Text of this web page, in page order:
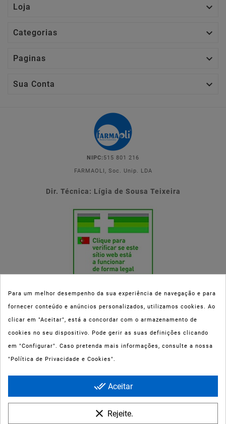
Loja 
Categorias 
Paginas 
Sua Conta 
NIPC: 515 801 216
FARMAOLI, Soc. Unip. LDA
Dir. Técnica: Lígia de Sousa Teixeira
Esta parafarmácia (Farmaoli) encontra-se autorizada pelo INFARMED
(registo nº 00078/2020) para a dispensa de Medicamentos Não
Sujeitos a Receita Médica (MNSRM) e produtos de saúde e bem-estar
ao domicílio e através da internet. Os Medicamentos Não Sujeitos a
Maia, Matosinhos, Gondomar e Vila Nova de Gaia.
Para um melhor desempenho da sua experiência de navegação e para
fornecer conteúdo e anúncios personalizados, utilizamos cookies. Ao
clicar em "Aceitar", está a concordar com o armazenamento de
cookies no seu dispositivo. Pode gerir as suas definições clicando
em "Configurar". Caso pretenda mais informações, consulte a nossa
"Política de Privacidade e Cookies".
done_all Aceitar
clear Rejeite.